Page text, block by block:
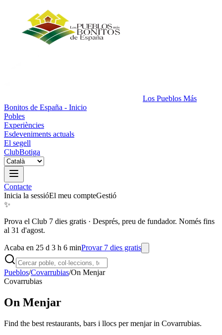
Los Pueblos Más
Bonitos de España - Inicio
Pobles
Experiències
Esdeveniments actuals
El segell
ClubBotiga
Contacte
Inicia la sessióEl meu compteGestió
✨
Prova el Club 7 dies gratis · Després, preu de fundador. Només fins
al 31 d'agost.
Acaba en 25 d 3 h 6 minProvar 7 dies gratis
Pueblos/Covarrubias/On Menjar
Covarrubias
On Menjar
Find the best restaurants, bars i llocs per menjar in Covarrubias.